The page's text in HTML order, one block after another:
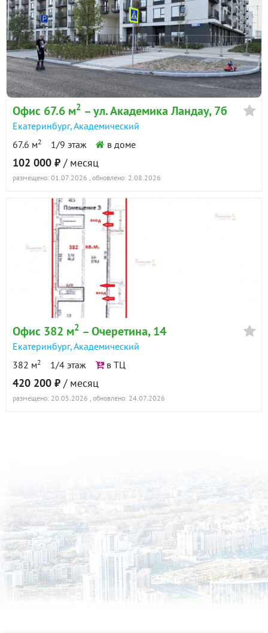
Офис 67.6 м2 – ул. Академика Ландау, 7б
Екатеринбург,Академический
67.6 м2 1/9 этаж в доме
102 000 ₽ / месяц
размещено: 01.07.2026 , обновлено: 2.08.2026
Офис 382 м2 – Очеретина, 14
Екатеринбург,Академический
382 м2 1/4 этаж в ТЦ
420 200 ₽ / месяц
размещено: 20.05.2026 , обновлено: 24.07.2026